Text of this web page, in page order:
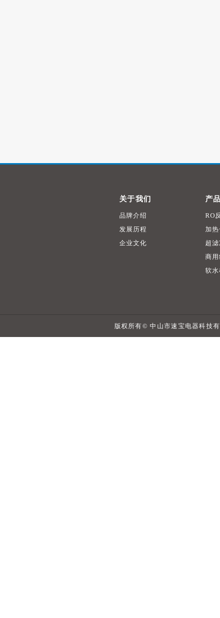
关于我们
品牌介绍
发展历程
企业文化
产
RO
加
超
商
软
版权所有© 中山市速宝电器科